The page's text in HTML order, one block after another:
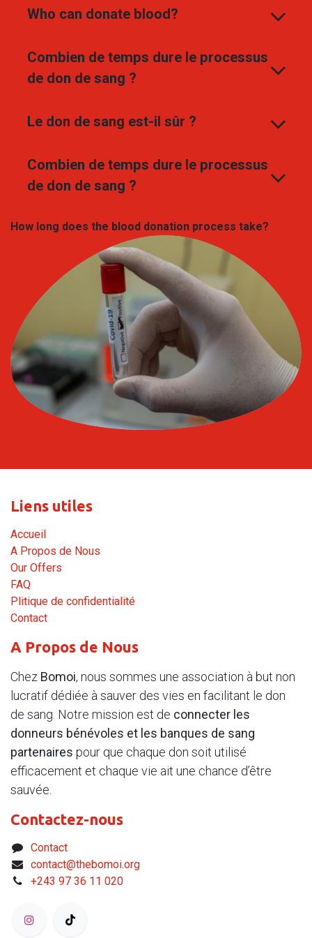
Who can donate blood?
Combien de temps dure le processus
de don de sang ?
Le don de sang est-il sûr ?
Combien de temps dure le processus
de don de sang ?
How long does the blood donation process take?
Liens utiles
Accueil
A Propos de Nous
Our Offers
FAQ
Plitique de confidentialité
Contact
A Propos de Nous
Chez Bomoi, nous sommes une association à but non
lucratif dédiée à sauver des vies en facilitant le don
de sang. Notre mission est de connecter les
donneurs bénévoles et les banques de sang
partenaires pour que chaque don soit utilisé
efficacement et chaque vie ait une chance d’être
sauvée.
Contactez-nous
Contact
contact@thebomoi.org
+243 97 36 11 020